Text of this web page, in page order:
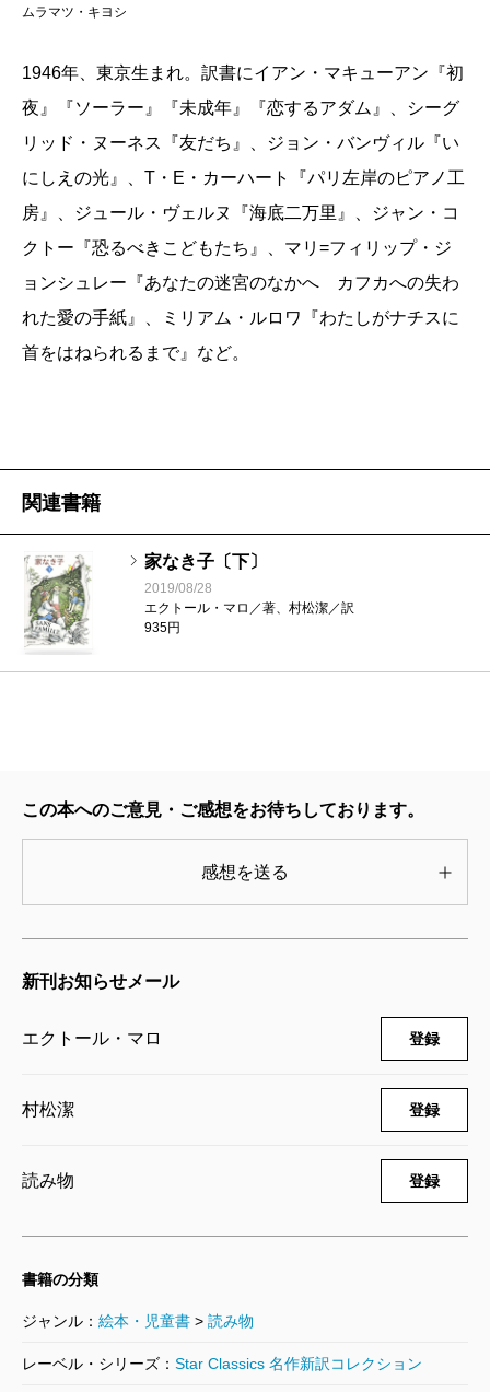
ムラマツ・キヨシ
1946年、東京生まれ。訳書にイアン・マキューアン『初
夜』『ソーラー』『未成年』『恋するアダム』、シーグ
リッド・ヌーネス『友だち』、ジョン・バンヴィル『い
にしえの光』、T・E・カーハート『パリ左岸のピアノ工
房』、ジュール・ヴェルヌ『海底二万里』、ジャン・コ
クトー『恐るべきこどもたち』、マリ=フィリップ・ジ
ョンシュレー『あなたの迷宮のなかへ カフカへの失わ
れた愛の手紙』、ミリアム・ルロワ『わたしがナチスに
首をはねられるまで』など。
関連書籍
家なき子〔下〕
2019/08/28
エクトール・マロ／著、村松潔／訳
935円
この本へのご意見・ご感想をお待ちしております。
感想を送る
新刊お知らせメール
エクトール・マロ 登録
村松潔 登録
読み物 登録
書籍の分類
ジャンル： 絵本・児童書 > 読み物
レーベル・シリーズ： Star Classics 名作新訳コレクション